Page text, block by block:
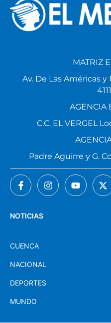
NOTICIAS
CUENCA
NACIONAL
DEPORTES
MUNDO
MATRIZ
Av. De Las Américas y
AGENCIA
C.C. EL VERGEL
Padre Aguirre y G.